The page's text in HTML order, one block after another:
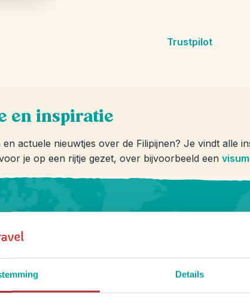
Details
Trustpilot
en inspiratie
actuele nieuwtjes over de Filipijnen? Je vindt alle
je op een rijtje gezet, over bijvoorbeeld een visum
Riksja Travel